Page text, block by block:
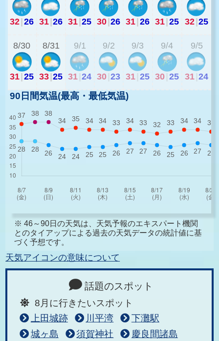
32|26 31|26 31|25 30|26 31|26 31|25 32|25
8/30
31|25
8/31
33|25
9/1
31 24
9/2
30 23
9/3
31 25
9/4
30 25
9/5
31 24
90日間気温(最高・最低気温)
※ 46～90日の天気は、天気予報のエキスパート機関
とのタイアップによる過去の天気データの統計値に基
づく予想です。
天気アイコンの意味について
話題のスポット
8月に行きたいスポット
上田城跡
川平湾
下灘駅
城ヶ島
須賀神社
慶良間諸島